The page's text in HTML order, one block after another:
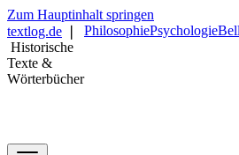
Zum Hauptinhalt springen
textlog.de
Historische
Texte &
Wörterbücher
PhilosophiePsychologie